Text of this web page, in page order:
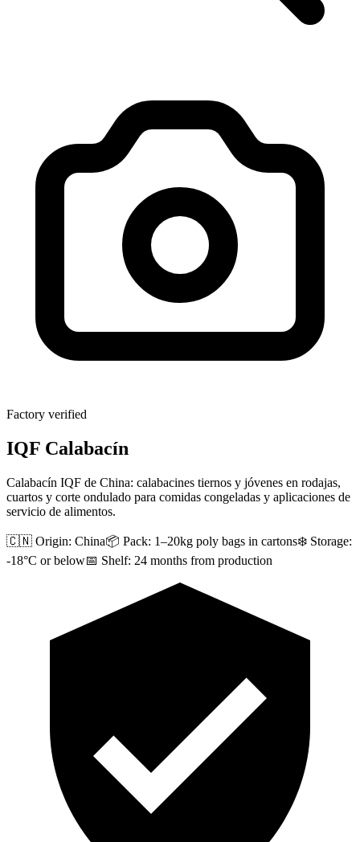
Factory verified
IQF Calabacín
Calabacín IQF de China: calabacines tiernos y jóvenes en rodajas,
cuartos y corte ondulado para comidas congeladas y aplicaciones de
servicio de alimentos.
🇨🇳 Origin: China📦 Pack: 1–20kg poly bags in cartons❄️ Storage:
-18°C or below📅 Shelf: 24 months from production